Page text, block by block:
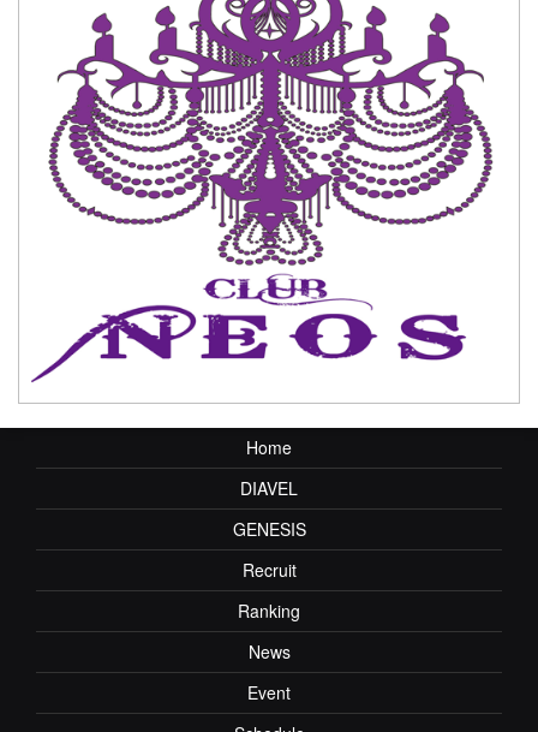
Home
DIAVEL
GENESIS
Recruit
Ranking
News
Event